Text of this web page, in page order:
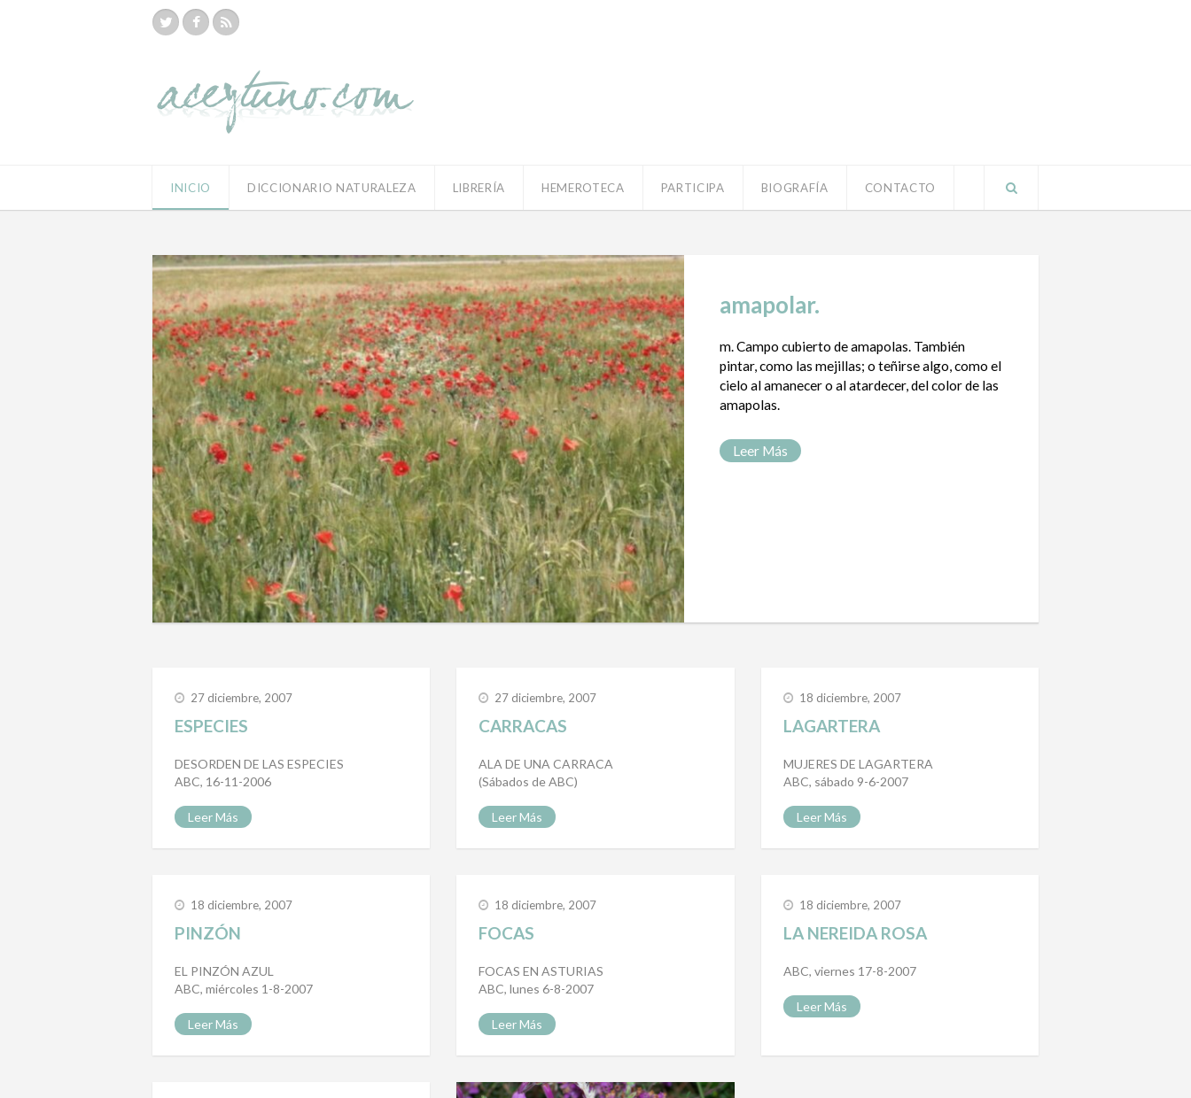
INICIO DICCIONARIO NATURALEZA LIBRERÍA HEMEROTECA PARTICIPA BIOGRAFÍA CONTACTO
amapolar.
m. Campo cubierto de amapolas. También
pintar, como las mejillas; o teñirse algo, como el
cielo al amanecer o al atardecer, del color de las
amapolas.
Leer Más
27 diciembre, 2007
ESPECIES
DESORDEN DE LAS ESPECIES
ABC, 16-11-2006
Leer Más
27 diciembre, 2007
CARRACAS
ALA DE UNA CARRACA
(Sábados de ABC)
Leer Más
18 diciembre, 2007
LAGARTERA
MUJERES DE LAGARTERA
ABC, sábado 9-6-2007
Leer Más
18 diciembre, 2007
PINZÓN
EL PINZÓN AZUL
ABC, miércoles 1-8-2007
Leer Más
18 diciembre, 2007
FOCAS
FOCAS EN ASTURIAS
ABC, lunes 6-8-2007
Leer Más
18 diciembre, 2007
LA NEREIDA ROSA
ABC, viernes 17-8-2007
Leer Más